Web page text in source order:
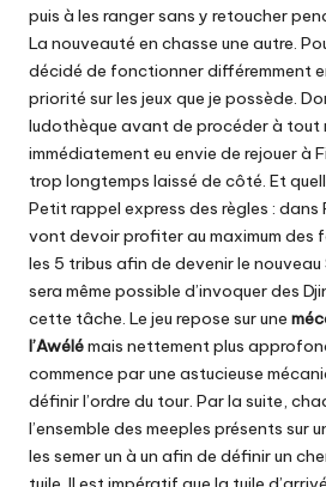
puis à les ranger sans y retoucher
La nouveauté en chasse une autre.
décidé de fonctionner différemment
priorité sur les jeux que je possède.
ludothèque avant de procéder à tout
immédiatement eu envie de rejouer à
trop longtemps laissé de côté. Et
Petit rappel express des règles : dans
vont devoir profiter au maximum des
les 5 tribus afin de devenir le nouveau
sera même possible d’invoquer des
cette tâche. Le jeu repose sur une
l’Awélémais nettement plus
commence par une astucieuse
définir l’ordre du tour. Par la suite,
l’ensemble des meeples présents sur
les semer un à un afin de définir un